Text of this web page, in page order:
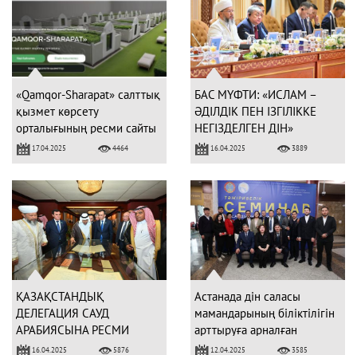
«Qamqor-Sharapat» салттық
қызмет көрсету
орталығының ресми сайты
іске қосылды
17.04.2025 4464
БАС МҮФТИ: «ИСЛАМ –
ӘДІЛДІК ПЕН ІЗГІЛІККЕ
НЕГІЗДЕЛГЕН ДІН»
16.04.2025 3889
ҚАЗАҚСТАНДЫҚ
ДЕЛЕГАЦИЯ САУД
АРАБИЯСЫНА РЕСМИ
САПАРМЕН БАРДЫ
16.04.2025 5876
Астанада дін саласы
мамандарының біліктілігін
арттыруға арналған
семинар өтті
12.04.2025 3585